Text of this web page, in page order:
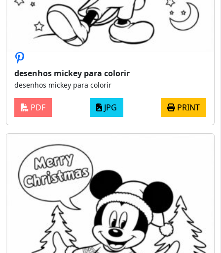
desenhos mickey para colorir
desenhos mickey para colorir
PDF JPG PRINT